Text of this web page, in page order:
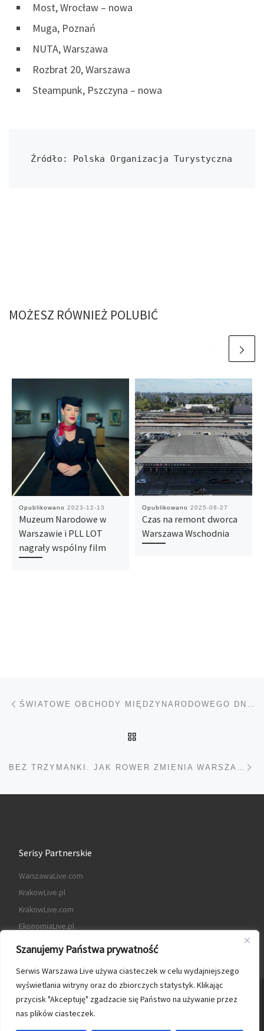
Szanujemy Państwa prywatność
Serwis Warszawa Live używa ciasteczek w celu wydajniejszego
wyświetlania witryny oraz do zbiorczych statystyk. Klikając
przycisk "Akceptuję" zgadzacie się Państwo na używanie przez
nas plików ciasteczek.
Most, Wrocław – nowa
Muga, Poznań
NUTA, Warszawa
Rozbrat 20, Warszawa
Steampunk, Pszczyna – nowa
Źródło: Polska Organizacja Turystyczna
MOŻESZ RÓWNIEŻ POLUBIĆ
Opublikowano 2023-12-13
Muzeum Narodowe w
Warszawie i PLL LOT
nagrały wspólny film
Opublikowano 2025-08-27
Czas na remont dworca
Warszawa Wschodnia
Nawigacja wpisu
Serisy Partnerskie
WarszawaLive.com
KrakowLive.pl
KrakowLive.com
EkonomiaLive.pl
© 2026Warszawa Live– Wszelkie prawa zastrzeżone
Oparte naWP– Zaprojektowano z